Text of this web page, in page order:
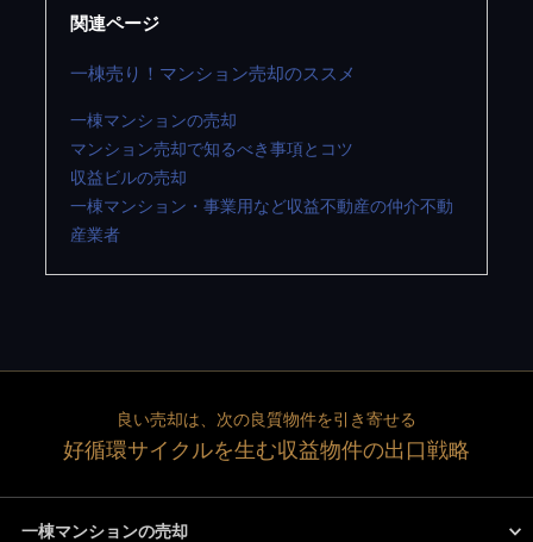
関連ページ
一棟売り！マンション売却のススメ
一棟マンションの売却
マンション売却で知るべき事項とコツ
収益ビルの売却
一棟マンション・事業用など収益不動産の仲介不動
産業者
良い売却は、次の良質物件を引き寄せる
好循環サイクルを生む収益物件の出口戦略
一棟マンションの売却